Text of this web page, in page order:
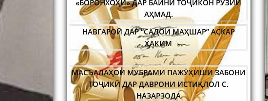
НАВГАРОӢ ДАР “САДОИ МАҲШАР” АСКАР
ҲАКИМ
МАСЪАЛАҲОИ МУБРАМИ ПАЖӮҲИШИ ЗАБОНИ
ТОҶИКӢ ДАР ДАВРОНИ ИСТИҚЛОЛ С.
НАЗАРЗОДА
ҶОЙГОҲИ ЗАН ДАР ЗАРБУЛМАСАЛ ВА
МАҚОЛҲОИ ТОҶИКӢ